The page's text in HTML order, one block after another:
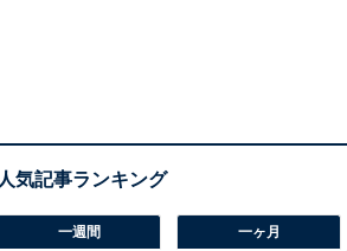
一週間 一ヶ月